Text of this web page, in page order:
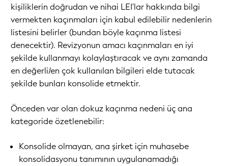
kişiliklerin doğrudan ve nihai LEI'lar hakkında bilgi
vermekten kaçınmaları için kabul edilebilir nedenlerin
listesini belirler (bundan böyle kaçınma listesi
denecektir). Revizyonun amacı kaçınmaları en iyi
şekilde kullanmayı kolaylaştıracak ve aynı zamanda
en değerli/en çok kullanılan bilgileri elde tutacak
şekilde bunları konsolide etmektir.
Önceden var olan dokuz kaçınma nedeni üç ana
kategoride özetlenebilir:
Konsolide olmayan, ana şirket için muhasebe
konsolidasyonu tanımının uygulanamadığı